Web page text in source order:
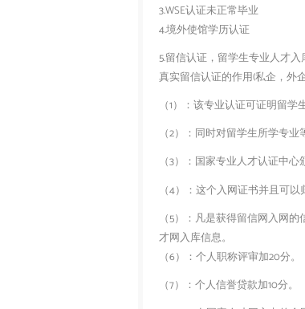
3.WSE认证未正常毕业
4.境外使馆学历认证
5.留信认证，留学生专业人才入
真实留信认证的作用(私企，外
（1）：该专业认证可证明留
（2）：同时对留学生所学专
（3）：国家专业人才认证中
（4）：这个入网证书并且可
（5）：凡是获得留信网入网
才网入库信息。
（6）：个人职称评审加20分。
（7）：个人信誉贷款加10分。